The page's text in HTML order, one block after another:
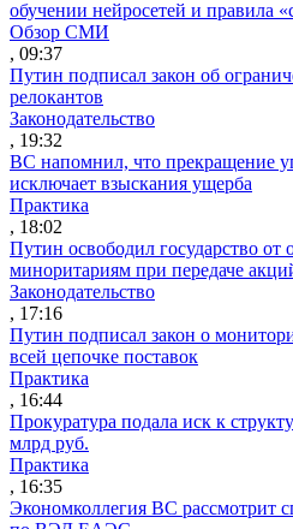
обучении нейросетей и правила
Обзор СМИ
, 09:37
Путин подписал закон об
релокантов
Законодательство
, 19:32
ВС напомнил, что прекращение
исключает взыскания ущерба
Практика
, 18:02
Путин освободил государство от
миноритариям при передаче
Законодательство
, 17:16
Путин подписал закон о
всей цепочке поставок
Практика
, 16:44
Прокуратура подала иск к
млрд руб.
Практика
, 16:35
Экономколлегия ВС рассмотрит